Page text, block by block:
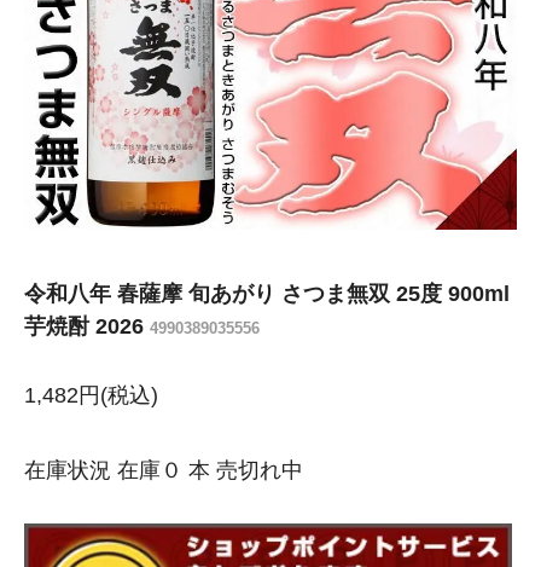
令和八年 春薩摩 旬あがり さつま無双 25度 900ml
芋焼酎 2026 4990389035556
1,482円(税込)
在庫状況 在庫０ 本 売切れ中